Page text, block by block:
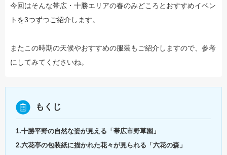
今回はそんな帯広・十勝エリアの春のみどころとおすすめイベン
トを3つずつご紹介します。
またこの時期の天候やおすすめの服装もご紹介しますので、参考
にしてみてくださいね。
もくじ
1.十勝平野の自然な姿が見える「帯広市野草園」
2.六花亭の包装紙に描かれた花々が見られる「六花の森」